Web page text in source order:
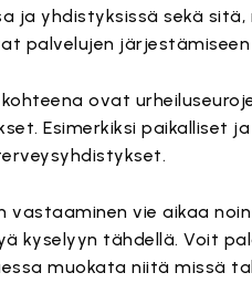
ja yhdistyksissä sekä
palvelujen
kohteena ovat
Esimerkiksi paikalliset
vastaaminen vie aikaa
kyselyyn tähdellä. Voit
muokata niitä missä